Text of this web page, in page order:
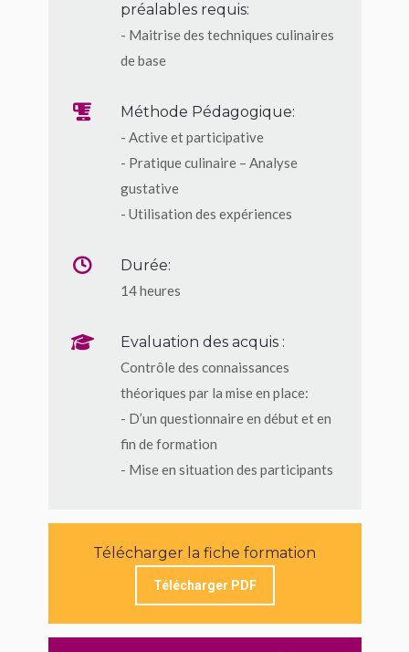
préalables requis:
- Maitrise des techniques culinaires
de base
Méthode Pédagogique:
- Active et participative
- Pratique culinaire – Analyse
gustative
- Utilisation des expériences
Durée:
14 heures
Evaluation des acquis :
Contrôle des connaissances
théoriques par la mise en place:
- D’un questionnaire en début et en
fin de formation
- Mise en situation des participants
Télécharger la fiche formation
Télécharger PDF